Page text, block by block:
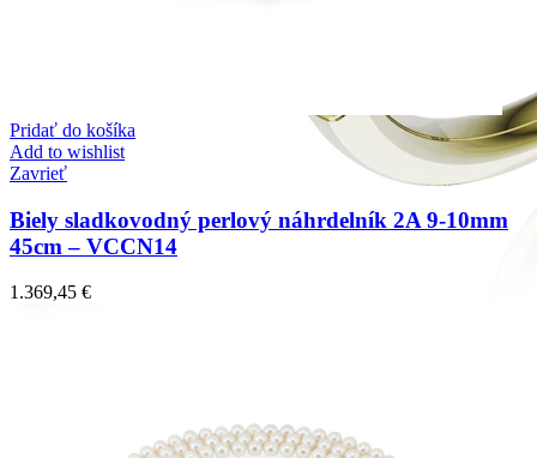
Pridať do košíka
Add to wishlist
Zavrieť
Biely sladkovodný perlový náhrdelník 2A 9-10mm
45cm – VCCN14
1.369,45 €